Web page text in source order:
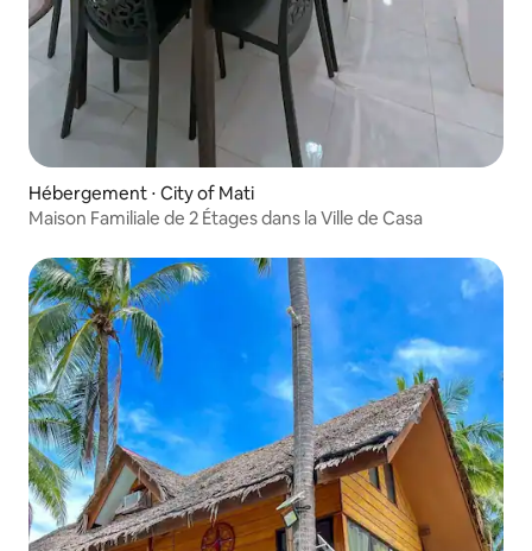
Hébergement ⋅ City of Mati
Maison Familiale de 2 Étages dans la Ville de Casa